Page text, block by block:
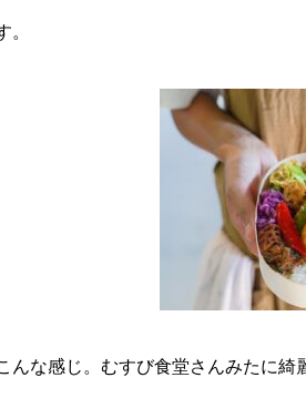
。
んな感じ。むすび食堂さんみたに綺